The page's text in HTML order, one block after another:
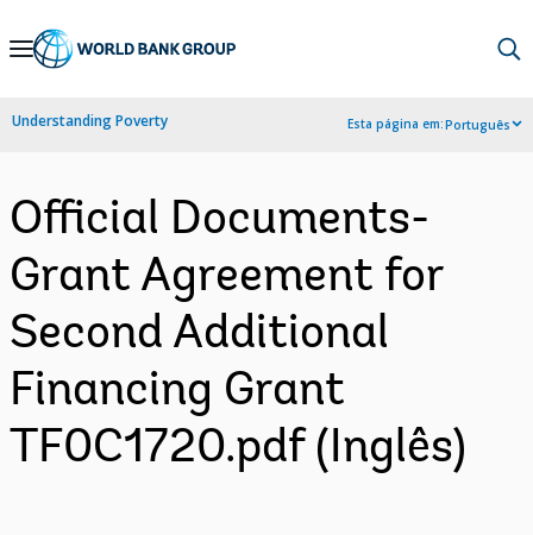
Skip
Navigation
Understanding Poverty Esta página em:Português
Official Documents-
Grant Agreement for
Second Additional
Financing Grant
TF0C1720.pdf (Inglês)